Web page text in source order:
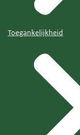
Toegankelijkheid